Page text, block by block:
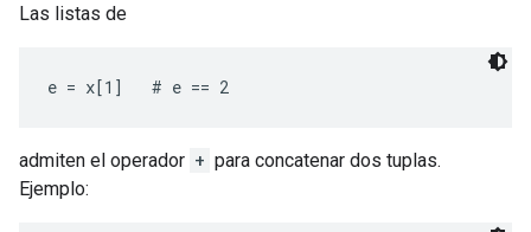
Las listas de
e = x[1]   # e == 2
admiten el operador + para concatenar dos tuplas.
Ejemplo: